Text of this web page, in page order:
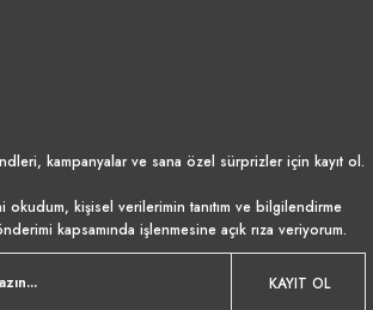
kampanyalar ve sana özel sürprizler için kayıt ol.
okudum, kişisel verilerimin tanıtım ve bilgilendirme
kapsamında işlenmesine açık rıza veriyorum.
KAYIT OL